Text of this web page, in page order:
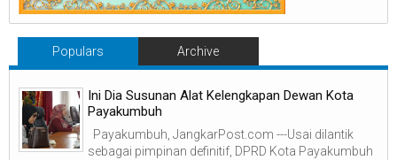
Populars Archive
Ini Dia Susunan Alat Kelengkapan Dewan Kota
Payakumbuh
Payakumbuh, JangkarPost.com ---Usai dilantik
sebagai pimpinan definitif, DPRD Kota Payakumbuh